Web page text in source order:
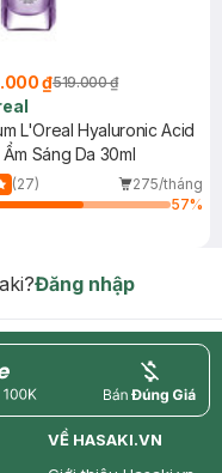
₫519.000 ₫
L'Oreal Hyaluronic Acid
Sáng Da 30ml
(27)
275/tháng
57%
Đăng nhập
price
VỀ HASAKI.VN